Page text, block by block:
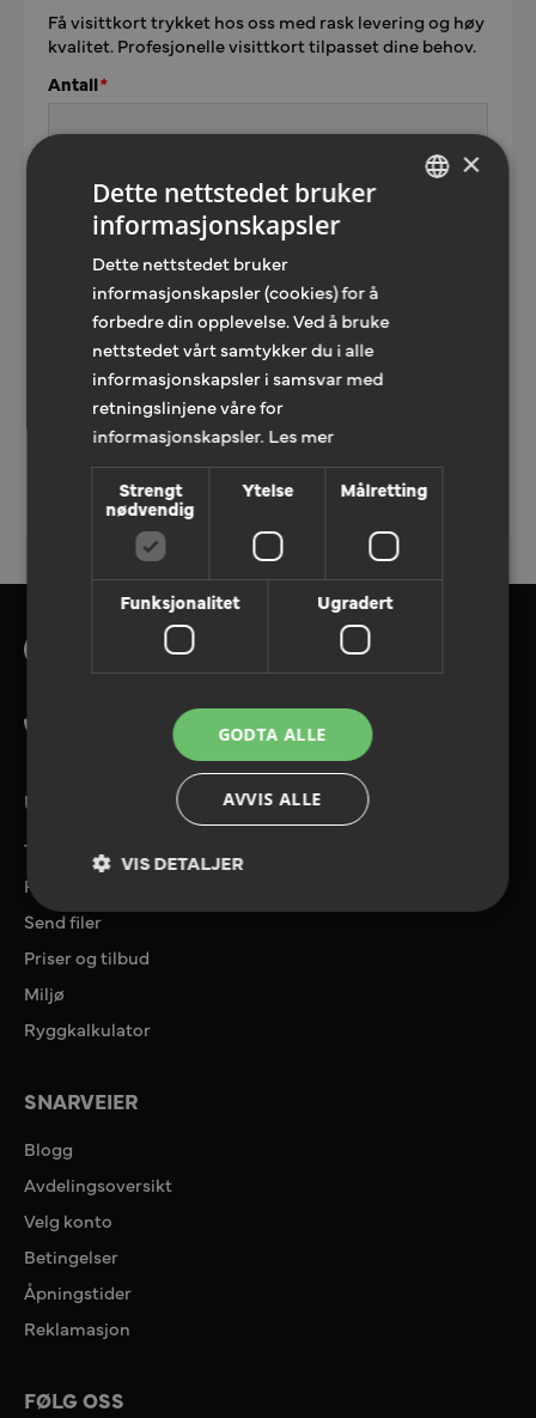
Få visittkort trykket hos oss med rask levering og høy
kvalitet. Profesjonelle visittkort tilpasset dine behov.
Antall*
Skriv din kommentar*
LEGG TIL TILBUDFORESPØRSEL
UTVALGTE TJENESTER
Tilbudforespørsel
Referanser
Send filer
Priser og tilbud
Miljø
Ryggkalkulator
SNARVEIER
Blogg
Avdelingsoversikt
Velg konto
Betingelser
Åpningstider
Reklamasjon
FØLG OSS
×
Dette nettstedet bruker
informasjonskapsler
Dette nettstedet bruker
informasjonskapsler (cookies) for å
forbedre din opplevelse. Ved å bruke
nettstedet vårt samtykker du i alle
informasjonskapsler i samsvar med
retningslinjene våre for
informasjonskapsler. Les mer
Strengt
nødvendig
Ytelse Målretting
Funksjonalitet Ugradert
GODTA ALLE
AVVIS ALLE
VIS DETALJER